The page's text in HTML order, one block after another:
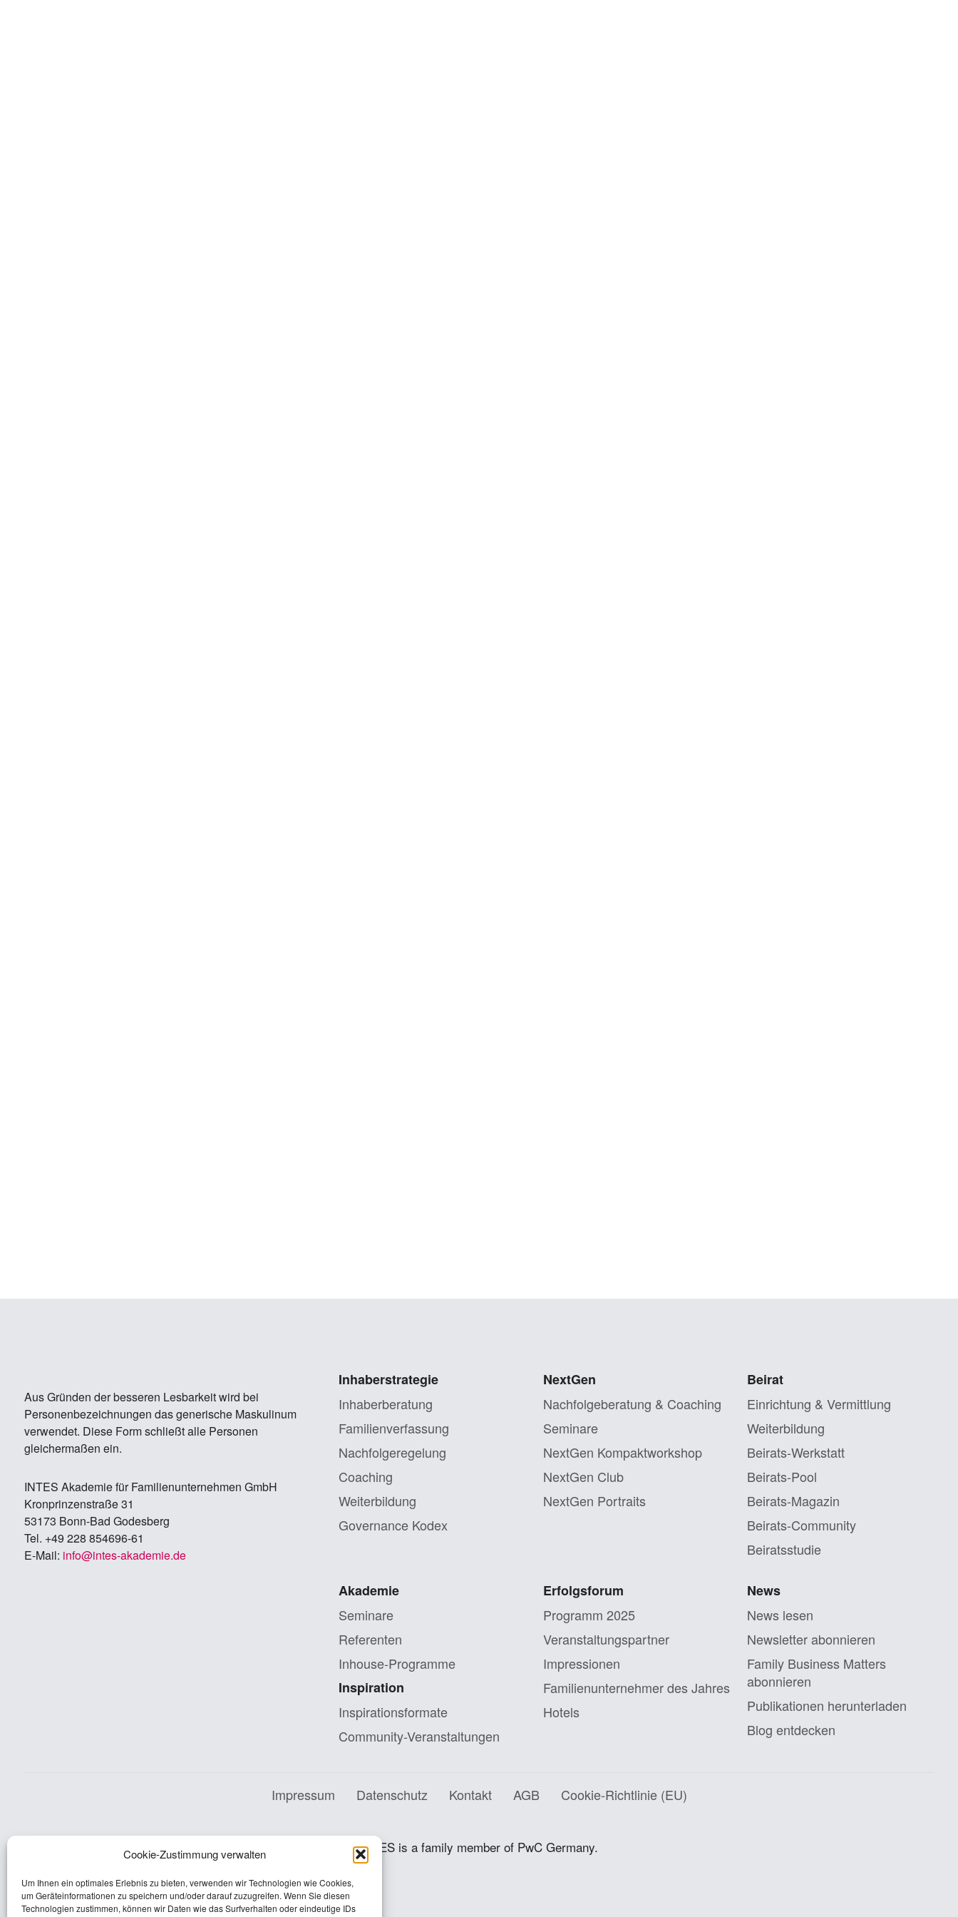
Cookie-Zustimmung verwalten
Um Ihnen ein optimales Erlebnis zu bieten, verwenden wir Technologien wie Cookies,
um Geräteinformationen zu speichern und/oder darauf zuzugreifen. Wenn Sie diesen
Technologien zustimmen, können wir Daten wie das Surfverhalten oder eindeutige IDs
Aus Gründen der besseren Lesbarkeit wird bei
Personenbezeichnungen das generische Maskulinum
verwendet. Diese Form schließt alle Personen
gleichermaßen ein.
IN­TES Aka­de­mie für Fa­mi­li­en­un­ter­neh­men GmbH
Kron­prin­zen­stra­ße 31
53173 Bonn-Bad Go­des­berg
Tel. +49 228 854696-61
E-Mail: info@in­tes-aka­de­mie.de
Inhaberstrategie
Inhaberberatung
Familienverfassung
Nachfolgeregelung
Coaching
Weiterbildung
Governance Kodex
NextGen
Nachfolgeberatung & Coaching
Seminare
NextGen Kompaktworkshop
NextGen Club
NextGen Portraits
Beirat
Einrichtung & Vermittlung
Weiterbildung
Beirats-Werkstatt
Beirats-Pool
Beirats-Magazin
Beirats-Community
Beiratsstudie
Akademie
Seminare
Referenten
Inhouse-Programme
Inspiration
Inspirationsformate
Community-Veranstaltungen
Erfolgsforum
Programm 2025
Veranstaltungs­partner
Impressionen
Familien­unternehmer des Jahres
Hotels
News
News lesen
Newsletter abonnieren
Family Business Matters
abonnieren
Publikationen herunterladen
Blog entdecken
Impressum Datenschutz Kontakt AGB Cookie-Richtlinie (EU)
INTES is a family member of PwC Germany.